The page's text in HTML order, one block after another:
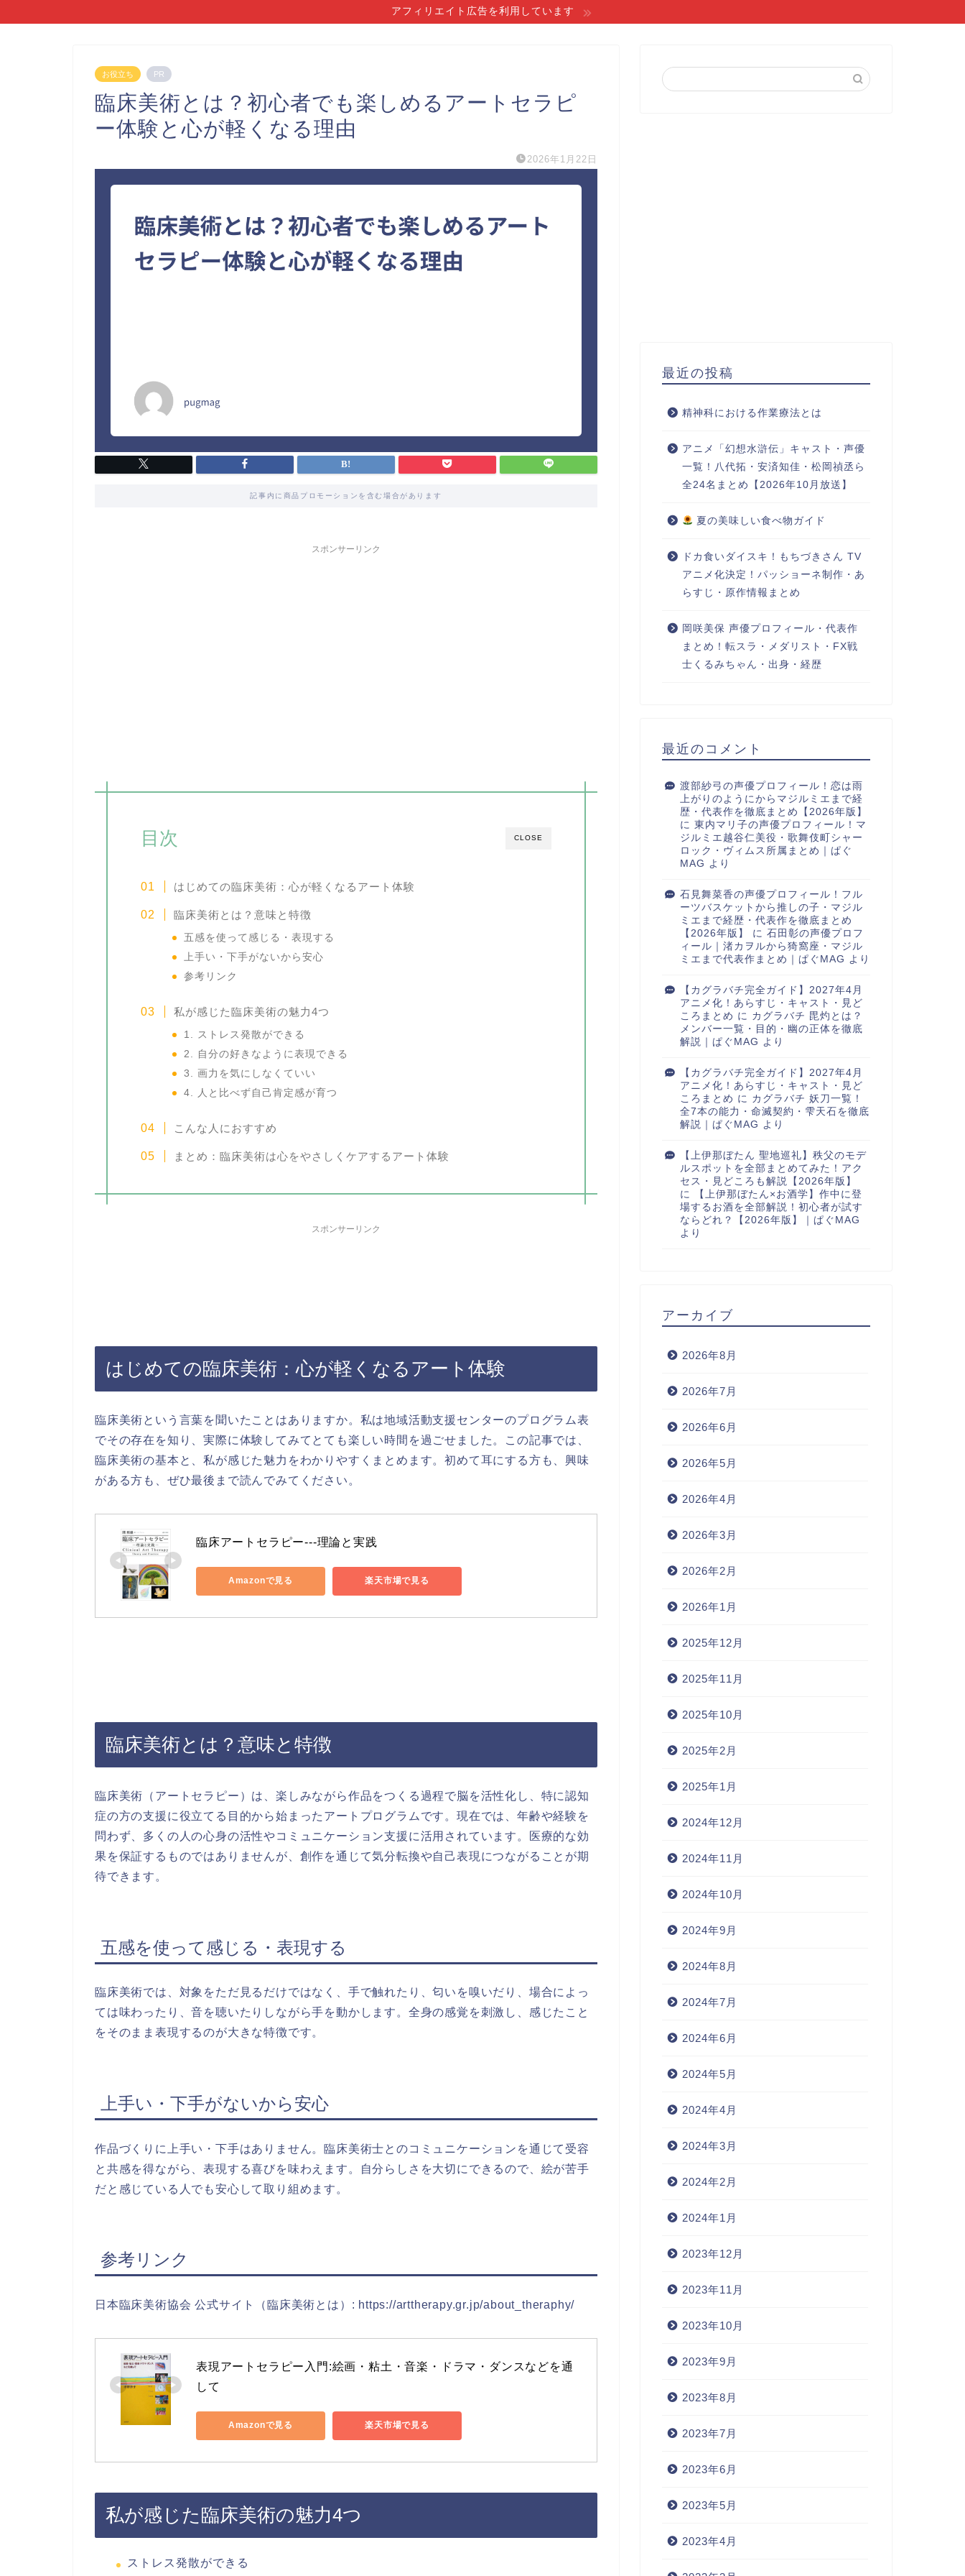
アフィリエイト広告を利用しています
お役立ち PR
臨床美術とは？初心者でも楽しめるアートセラピ
ー体験と心が軽くなる理由
2026年1月22日
記事内に商品プロモーションを含む場合があります
スポンサーリンク
CLOSE
目次
はじめての臨床美術：心が軽くなるアート体験
臨床美術とは？意味と特徴
五感を使って感じる・表現する
上手い・下手がないから安心
参考リンク
私が感じた臨床美術の魅力4つ
1. ストレス発散ができる
2. 自分の好きなように表現できる
3. 画力を気にしなくていい
4. 人と比べず自己肯定感が育つ
こんな人におすすめ
まとめ：臨床美術は心をやさしくケアするアート体験
スポンサーリンク
はじめての臨床美術：心が軽くなるアート体験
臨床美術という言葉を聞いたことはありますか。私は地域活動支援センターのプログラム表
でその存在を知り、実際に体験してみてとても楽しい時間を過ごせました。この記事では、
臨床美術の基本と、私が感じた魅力をわかりやすくまとめます。初めて耳にする方も、興味
がある方も、ぜひ最後まで読んでみてください。
臨床アートセラピー---理論と実践
Amazonで見る 楽天市場で見る
臨床美術とは？意味と特徴
臨床美術（アートセラピー）は、楽しみながら作品をつくる過程で脳を活性化し、特に認知
症の方の支援に役立てる目的から始まったアートプログラムです。現在では、年齢や経験を
問わず、多くの人の心身の活性やコミュニケーション支援に活用されています。医療的な効
果を保証するものではありませんが、創作を通じて気分転換や自己表現につながることが期
待できます。
五感を使って感じる・表現する
臨床美術では、対象をただ見るだけではなく、手で触れたり、匂いを嗅いだり、場合によっ
ては味わったり、音を聴いたりしながら手を動かします。全身の感覚を刺激し、感じたこと
をそのまま表現するのが大きな特徴です。
上手い・下手がないから安心
作品づくりに上手い・下手はありません。臨床美術士とのコミュニケーションを通じて受容
と共感を得ながら、表現する喜びを味わえます。自分らしさを大切にできるので、絵が苦手
だと感じている人でも安心して取り組めます。
参考リンク
日本臨床美術協会 公式サイト（臨床美術とは）: https://arttherapy.gr.jp/about_theraphy/
表現アートセラピー入門:絵画・粘土・音楽・ドラマ・ダンスなどを通
して
Amazonで見る 楽天市場で見る
私が感じた臨床美術の魅力4つ
ストレス発散ができる
最近の投稿
精神科における作業療法とは
アニメ「幻想水滸伝」キャスト・声優
一覧！八代拓・安済知佳・松岡禎丞ら
全24名まとめ【2026年10月放送】
夏の美味しい食べ物ガイド
ドカ食いダイスキ！もちづきさん TV
アニメ化決定！パッショーネ制作・あ
らすじ・原作情報まとめ
岡咲美保 声優プロフィール・代表作
まとめ！転スラ・メダリスト・FX戦
士くるみちゃん・出身・経歴
最近のコメント
渡部紗弓の声優プロフィール！恋は雨
上がりのようにからマジルミエまで経
歴・代表作を徹底まとめ【2026年版】
に 東内マリ子の声優プロフィール！マ
ジルミエ越谷仁美役・歌舞伎町シャー
ロック・ヴィムス所属まとめ｜ぱぐ
MAG より
石見舞菜香の声優プロフィール！フル
ーツバスケットから推しの子・マジル
ミエまで経歴・代表作を徹底まとめ
【2026年版】
に 石田彰の声優プロフ
ィール｜渚カヲルから猗窩座・マジル
ミエまで代表作まとめ｜ぱぐMAG より
【カグラバチ完全ガイド】2027年4月
アニメ化！あらすじ・キャスト・見ど
ころまとめ に カグラバチ 毘灼とは？
メンバー一覧・目的・幽の正体を徹底
解説｜ぱぐMAG より
【カグラバチ完全ガイド】2027年4月
アニメ化！あらすじ・キャスト・見ど
ころまとめ に カグラバチ 妖刀一覧！
全7本の能力・命滅契約・雫天石を徹底
解説｜ぱぐMAG より
【上伊那ぼたん 聖地巡礼】秩父のモデ
ルスポットを全部まとめてみた！アク
セス・見どころも解説【2026年版】
に
【上伊那ぼたん×お酒学】作中に登
場するお酒を全部解説！初心者が試す
ならどれ？【2026年版】｜ぱぐMAG
より
アーカイブ
2026年8月
2026年7月
2026年6月
2026年5月
2026年4月
2026年3月
2026年2月
2026年1月
2025年12月
2025年11月
2025年10月
2025年2月
2025年1月
2024年12月
2024年11月
2024年10月
2024年9月
2024年8月
2024年7月
2024年6月
2024年5月
2024年4月
2024年3月
2024年2月
2024年1月
2023年12月
2023年11月
2023年10月
2023年9月
2023年8月
2023年7月
2023年6月
2023年5月
2023年4月